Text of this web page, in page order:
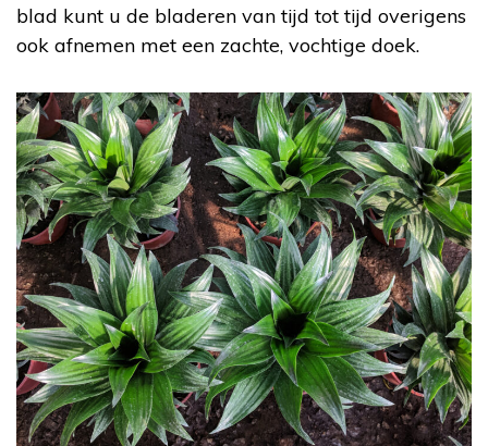
blad kunt u de bladeren van tijd tot tijd overigens
ook afnemen met een zachte, vochtige doek.